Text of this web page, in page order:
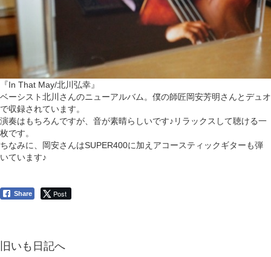
『In That May/北川弘幸』
ベーシスト北川さんのニューアルバム。僕の師匠岡安芳明さんとデュオ
で収録されています。
演奏はもちろんですが、音が素晴らしいです♪リラックスして聴ける一
枚です。
ちなみに、岡安さんはSUPER400に加えアコースティックギターも弾
いています♪
Share Post
旧いも日記へ